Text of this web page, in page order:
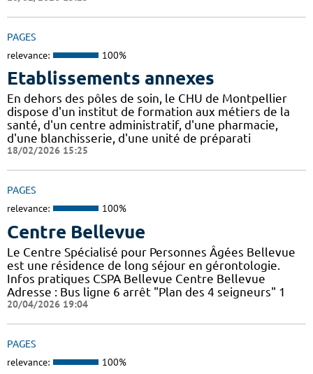
PAGES
relevance: 100%
Etablissements annexes
En dehors des pôles de soin, le CHU de Montpellier
dispose d'un institut de formation aux métiers de la
santé, d'un centre administratif, d'une pharmacie,
d'une blanchisserie, d'une unité de préparati
18/02/2026 15:25
PAGES
relevance: 100%
Centre Bellevue
Le Centre Spécialisé pour Personnes Âgées Bellevue
est une résidence de long séjour en gérontologie.
Infos pratiques CSPA Bellevue Centre Bellevue
Adresse : Bus ligne 6 arrêt "Plan des 4 seigneurs" 1
20/04/2026 19:04
PAGES
relevance: 100%